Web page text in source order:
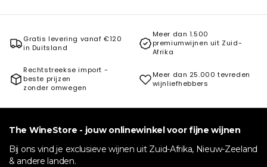
Gratis levering vanaf €120
in Duitsland
Meer dan 1.500
premiumwijnen uit Zuid-
Afrika
Rechtstreekse import -
beste prijzen
zonder omwegen
Meer dan 25.000 tevreden
wijnliefhebbers
The WineStore - jouw onlinewinkel voor fijne wijnen
Bij ons vind je exclusieve wijnen uit Zuid-Afrika, Nieuw-Zeeland
& andere landen.